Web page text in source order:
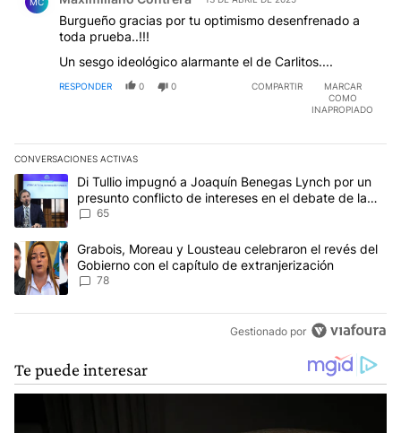
Burgueño gracias por tu optimismo desenfrenado a
toda prueba..!!!
Un sesgo ideológico alarmante el de Carlitos....
RESPONDER 0 0 COMPARTIR
MARCAR
COMO
INAPROPIADO
CONVERSACIONES ACTIVAS
Este listado muestra los artículos con más comentarios en los
Un artículo de tendencia con el título "Di Tullio impugnó a
Di Tullio impugnó a Joaquín Benegas Lynch por un
presunto conflicto de intereses en el debate de la
Ley de Tierras
65
Un artículo de tendencia con el título "Grabois, Moreau y
Grabois, Moreau y Lousteau celebraron el revés del
Gobierno con el capítulo de extranjerización
78
Gestionado por